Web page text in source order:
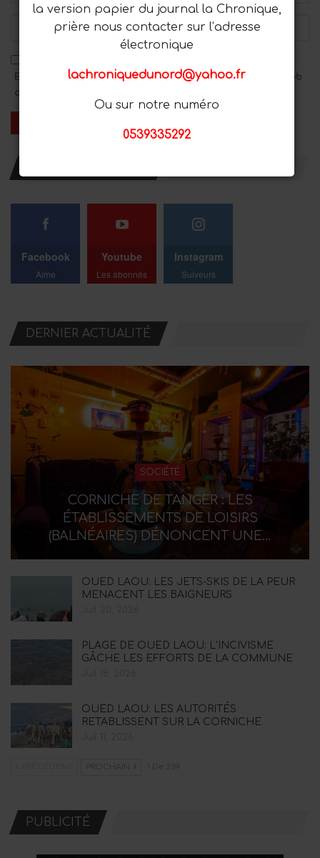
Enregistrez mon nom, mon adresse e-mail et mon site Web
dans ce navigateur pour le prochain commentaire.
Facebook
Aime
Youtube
Les abonnés
Instagram
Suiveurs
DERNIER ACTUALITÉ
SOCIÉTÉ
CORNICHE DE TANGER : LES
ÉTABLISSEMENTS DE LOISIRS
(BALNÉAIRES) DÉNONCENT UNE…
OUED LAOU: LES JETS-SKIS DE LA PEUR
MENACENT LES BAIGNEURS
PLAGE DE OUED LAOU: L’INCIVISME
GÂCHE LES EFFORTS DE LA COMMUNE
OUED LAOU: LES AUTORITÉS
RETABLISSENT SUR LA CORNICHE
PROCHAIN 1 De 239
PUBLICITÉ
la version papier du journal la Chronique,
prière nous contacter sur l’adresse
électronique
lachroniquedunord@yahoo.fr
Ou sur notre numéro
0539335292